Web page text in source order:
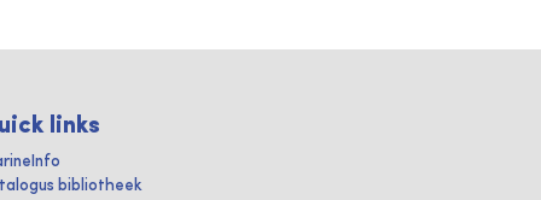
links
bibliotheek